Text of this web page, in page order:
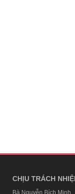
CHỊU TRÁCH
Bà Nguyễn Bích Minh